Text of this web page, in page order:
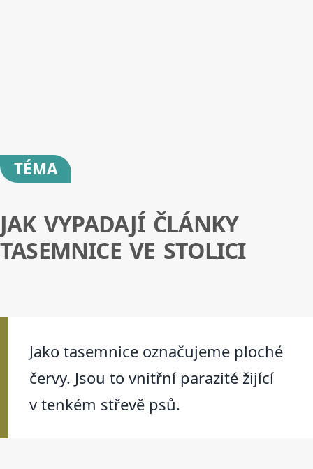
TÉMA
JAK VYPADAJÍ ČLÁNKY
TASEMNICE VE STOLICI
Jako tasemnice označujeme ploché
červy. Jsou to vnitřní parazité žijící
v tenkém střevě psů.